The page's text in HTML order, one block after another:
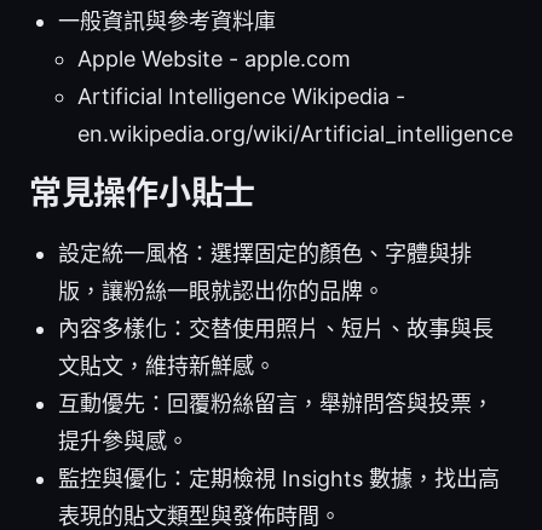
一般資訊與參考資料庫
Apple Website - apple.com
Artificial Intelligence Wikipedia -
en.wikipedia.org/wiki/Artificial_intelligence
常見操作小貼士
設定統一風格：選擇固定的顏色、字體與排
版，讓粉絲一眼就認出你的品牌。
內容多樣化：交替使用照片、短片、故事與長
文貼文，維持新鮮感。
互動優先：回覆粉絲留言，舉辦問答與投票，
提升參與感。
監控與優化：定期檢視 Insights 數據，找出高
表現的貼文類型與發佈時間。